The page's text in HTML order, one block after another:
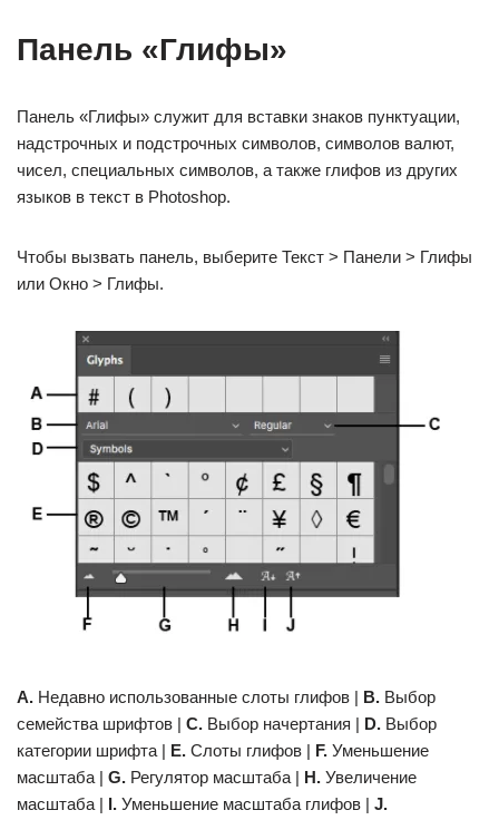
Панель «Глифы»
Панель «Глифы» служит для вставки знаков пунктуации,
надстрочных и подстрочных символов, символов валют,
чисел, специальных символов, а также глифов из других
языков в текст в Photoshop.
Чтобы вызвать панель, выберите Текст > Панели > Глифы
или Окно > Глифы.
A. Недавно использованные слоты глифов | B. Выбор
семейства шрифтов | C. Выбор начертания | D. Выбор
категории шрифта | E. Слоты глифов | F. Уменьшение
масштаба | G. Регулятор масштаба | H. Увеличение
масштаба | I. Уменьшение масштаба глифов | J.